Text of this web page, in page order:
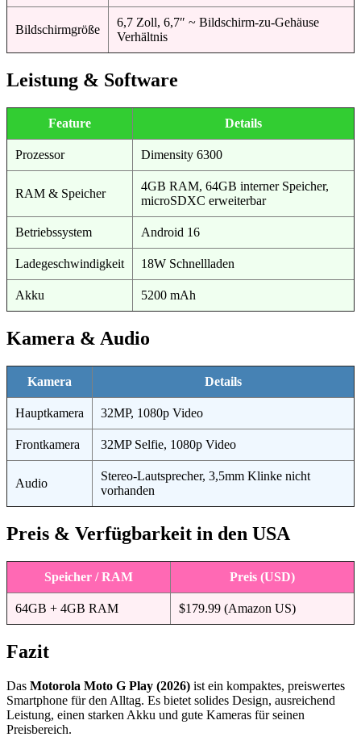
Bildschirmgröße
6,7 Zoll, 6,7″ ~ Bildschirm-zu-Gehäuse
Verhältnis
Leistung & Software
Feature Details
Prozessor Dimensity 6300
RAM & Speicher
4GB RAM, 64GB interner Speicher,
microSDXC erweiterbar
Betriebssystem Android 16
Ladegeschwindigkeit 18W Schnellladen
Akku 5200 mAh
Kamera & Audio
Kamera Details
Hauptkamera 32MP, 1080p Video
Frontkamera 32MP Selfie, 1080p Video
Audio
Stereo-Lautsprecher, 3,5mm Klinke nicht
vorhanden
Preis & Verfügbarkeit in den USA
Speicher / RAM Preis (USD)
64GB + 4GB RAM $179.99 (Amazon US)
Fazit
Das Motorola Moto G Play (2026) ist ein kompaktes, preiswertes
Smartphone für den Alltag. Es bietet solides Design, ausreichend
Leistung, einen starken Akku und gute Kameras für seinen
Preisbereich.